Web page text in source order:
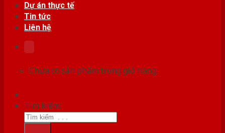
Dự án thực tế
Tin tức
Liên hệ
Chưa có sản phẩm trong giỏ hàng.
Tìm kiếm: